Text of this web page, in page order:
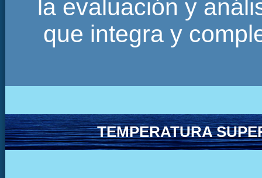
la evaluación y
que integra y
TEMPERATURA